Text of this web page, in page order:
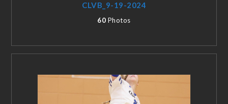
CLVB_9-19-2024
60 Photos